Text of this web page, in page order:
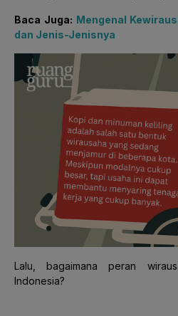
Baca Juga: Mengenal
dan Jenis-Jenisnya
Lalu, bagaimana peran
Indonesia?